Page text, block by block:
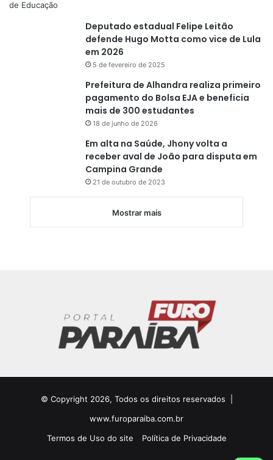
Deputado estadual Felipe Leitão
defende Hugo Motta como vice de Lula
em 2026
5 de fevereiro de 2025
Prefeitura de Alhandra realiza primeiro
pagamento do Bolsa EJA e beneficia
mais de 300 estudantes
18 de junho de 2026
Em alta na Saúde, Jhony volta a
receber aval de João para disputa em
Campina Grande
21 de outubro de 2023
Mostrar mais
© Copyright 2026, Todos os direitos reservados |
www.furoparaiba.com.br
Termos de Uso do site
Política de Privacidade